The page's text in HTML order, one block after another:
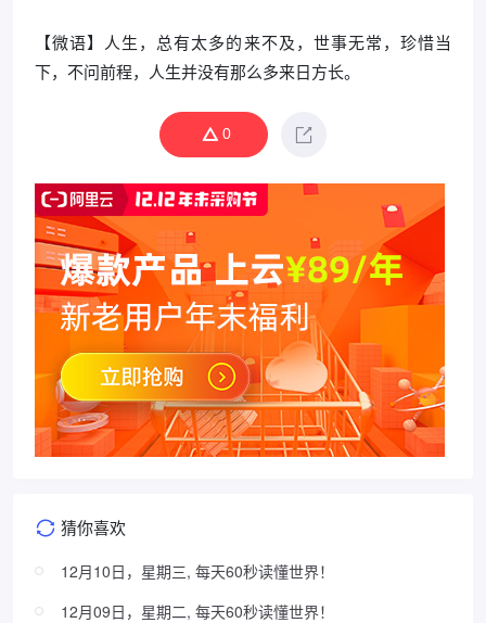
【微语】人生，总有太多的来不及，世事无常，珍惜当
下，不问前程，人生并没有那么多来日方长。
0
猜你喜欢
12月10日，星期三, 每天60秒读懂世界！
12月09日，星期二, 每天60秒读懂世界！